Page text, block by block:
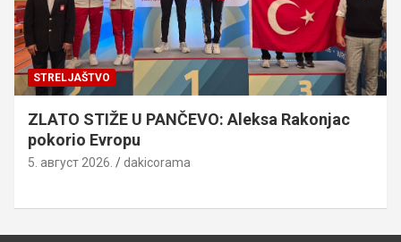
STRELJAŠTVO
ZLATO STIŽE U PANČEVO: Aleksa Rakonjac
pokorio Evropu
5. август 2026. dakicorama